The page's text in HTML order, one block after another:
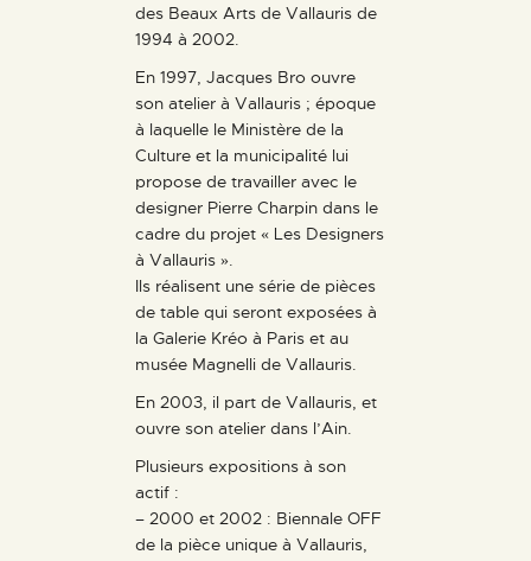
des Beaux Arts de Vallauris de
1994 à 2002.
En 1997, Jacques Bro ouvre
son atelier à Vallauris ; époque
à laquelle le Ministère de la
Culture et la municipalité lui
propose de travailler avec le
designer Pierre Charpin dans le
cadre du projet « Les Designers
à Vallauris ».
Ils réalisent une série de pièces
de table qui seront exposées à
la Galerie Kréo à Paris et au
musée Magnelli de Vallauris.
En 2003, il part de Vallauris, et
ouvre son atelier dans l’Ain.
Plusieurs expositions à son
actif :
– 2000 et 2002 : Biennale OFF
de la pièce unique à Vallauris,